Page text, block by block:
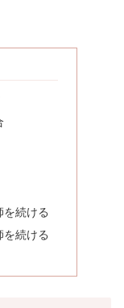
続ける
続ける